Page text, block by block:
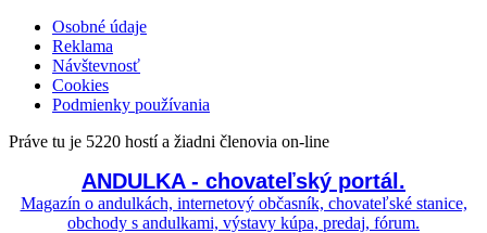
Osobné údaje
Reklama
Návštevnosť
Cookies
Podmienky používania
Práve tu je 5220 hostí a žiadni členovia on-line
ANDULKA - chovateľský portál.
Magazín o andulkách, internetový občasník, chovateľské stanice,
obchody s andulkami, výstavy kúpa, predaj, fórum.